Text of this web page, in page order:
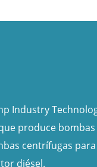
Industry
produce
centrífugas
diésel.